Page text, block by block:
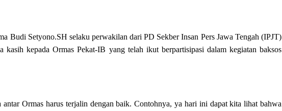
Budi Setyono.SH selaku perwakilan dari PD Sekber Insan Pers Jawa Tengah (IPJT)
kasih kepada Ormas Pekat-IB yang telah ikut berpartisipasi dalam kegiatan baksos
antar Ormas harus terjalin dengan baik. Contohnya, ya hari ini dapat kita lihat bahwa